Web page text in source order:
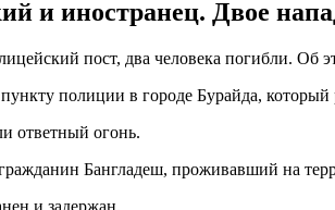
и иностранец. Двое
пост, два человека погибли. Об
полиции в городе Бурайда,
ответный огонь.
Бангладеш, проживавший на
и задержан.